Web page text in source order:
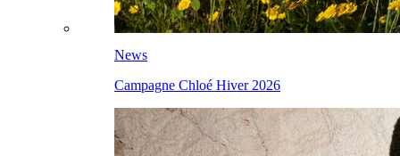
News
Campagne Chloé Hiver 2026